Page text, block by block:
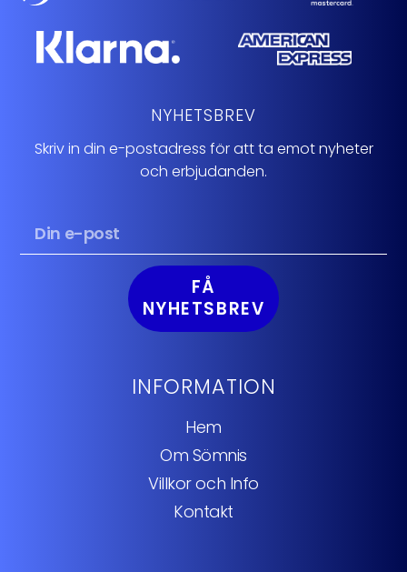
NYHETSBREV
Skriv in din e-postadress för att ta emot nyheter
och erbjudanden.
FÅ
NYHETSBREV
INFORMATION
Hem
Om Sömnis
Villkor och Info
Kontakt